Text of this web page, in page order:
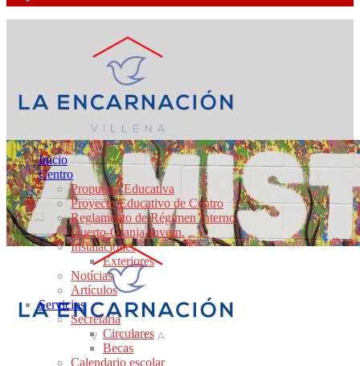
Inicio
Centro
Propuesta Educativa
Proyecto Educativo de Centro
Reglamento de Régimen Interno
Huerto-Granja-Invern.
Instalaciones
Exteriores
Notícias
Artículos
Servicios
Secretaría
Circulares
Becas
Calendario escolar